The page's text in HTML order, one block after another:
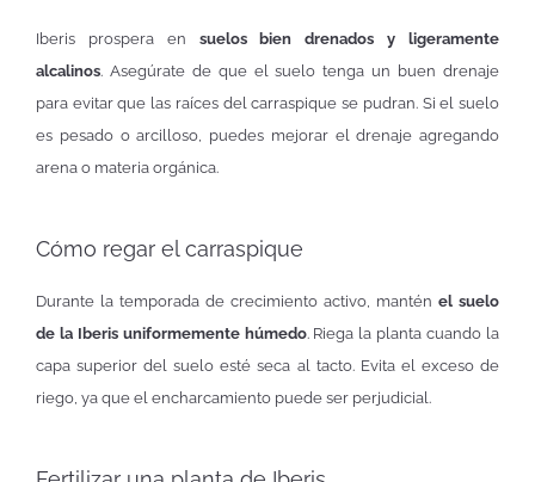
Iberis prospera en suelos bien drenados y ligeramente
alcalinos. Asegúrate de que el suelo tenga un buen drenaje
para evitar que las raíces del carraspique se pudran. Si el suelo
es pesado o arcilloso, puedes mejorar el drenaje agregando
arena o materia orgánica.
Cómo regar el carraspique
Durante la temporada de crecimiento activo, mantén el suelo
de la Iberis uniformemente húmedo. Riega la planta cuando la
capa superior del suelo esté seca al tacto. Evita el exceso de
riego, ya que el encharcamiento puede ser perjudicial.